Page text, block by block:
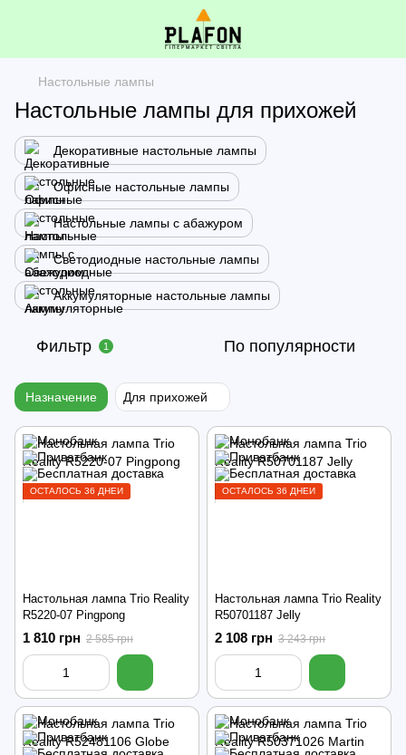
Настольные лампы
Настольные лампы для прихожей
Декоративные настольные лампы
Офисные настольные лампы
Настольные лампы с абажуром
Светодиодные настольные лампы
Аккумуляторные настольные лампы
Фильтр 1 По популярности
Назначение Для прихожей
ОСТАЛОСЬ 36 ДНЕЙ
Настольная лампа Trio Reality
R5220-07 Pingpong
1 810 грн 2 585 грн
ОСТАЛОСЬ 36 ДНЕЙ
Настольная лампа Trio Reality
R50701187 Jelly
2 108 грн 3 243 грн